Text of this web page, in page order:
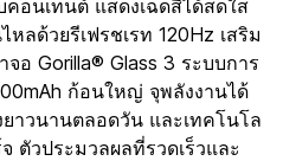
คอนเทนต์ แสดงเฉดสีได้สดใส
ลด้วยรีเฟรชเรท 120Hz เสริม
อ Gorilla® Glass 3 ระบบการ
ก้อนใหญ่ จุพลังงานได้
ยาวนานตลอดวัน และเทคโนโล
ตัวประมวลผลที่รวดเร็วและ